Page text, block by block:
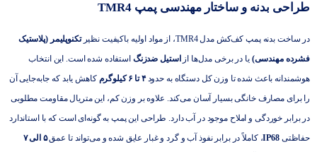
طراحی بدنه و ساختار مهندسی پمپ TMR4
در ساخت بدنه پمپ کف‌کش مدل TMR4، از مواد اولیه باکیفیت نظیر
تکنوپلیمر (پلاستیک
فشرده مهندسی) یا در برخی مدل‌ها از استیل ضدزنگ استفاده شده است. این انتخاب
هوشمندانه باعث شده تا وزن کل دستگاه به حدود۴ تا ۶ کیلوگرم
کاهش یابد که جابه‌جایی آن
را برای مصارف خانگی بسیار آسان می‌کند. علاوه بر وزن کم، این متریال مقاومت مطلوبی
در برابر خوردگی و املاح موجود در آب دارد. طراحی این پمپ به گونه‌ای است که با استاندارد
حفاظتیIP68، کاملاً در برابر نفوذ آب و گرد و غبار عایق شده و می‌تواند تا عمق
۵ الی ۷